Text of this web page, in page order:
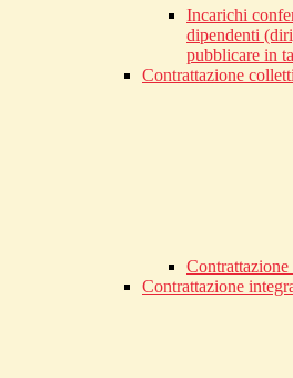
Incarichi
dipendenti
pubblicare in
Contrattazione
Contrattazione